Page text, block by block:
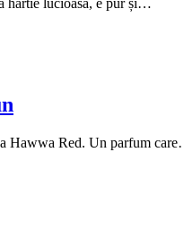
Hawwa Red. Un parfum